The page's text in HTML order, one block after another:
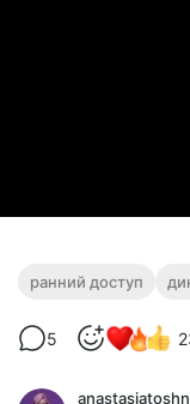
ранний доступ
5